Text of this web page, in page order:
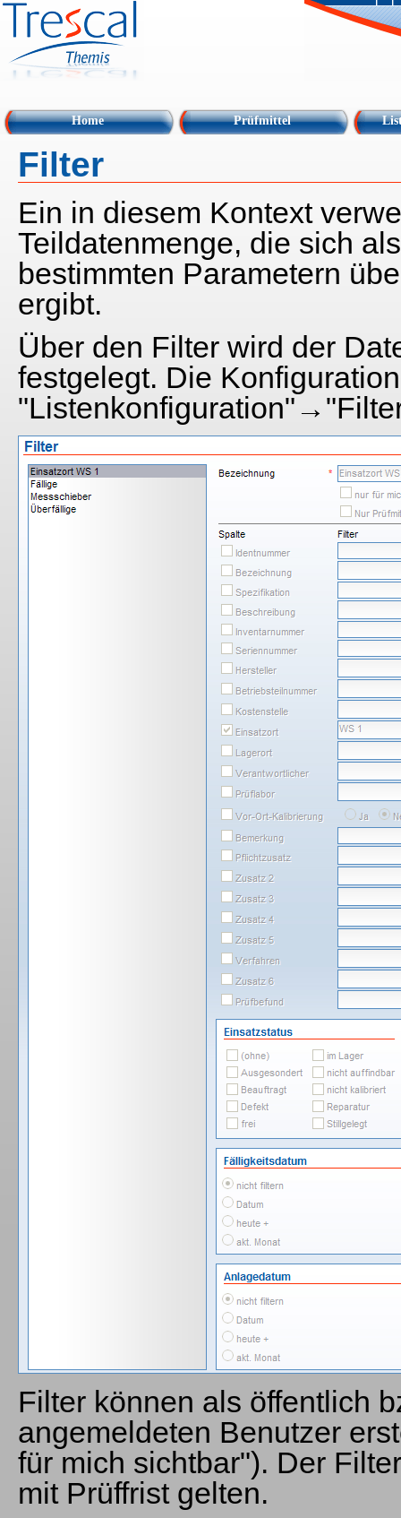
Home Prüfmittel
Filter
Ein in diesem Kontext
Teildatenmenge, die sich
bestimmten Parametern
ergibt.
Über den Filter wird der
festgelegt. Die
Filter können als öffentlich
angemeldeten Benutzer
für mich sichtbar"). Der
mit Prüffrist gelten.